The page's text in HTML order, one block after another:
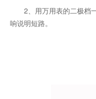
2、用万用表的二极档一
响说明短路。